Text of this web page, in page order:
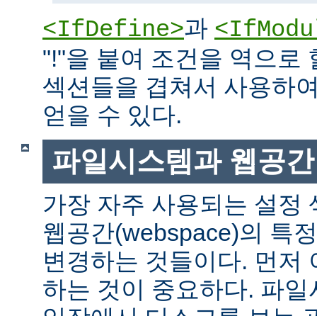
<IfDefine>과
"!"을 붙여 조건을 역으로
섹션들을 겹쳐서 사용하
얻을 수 있다.
파일시스템과 웹공간
가장 자주 사용되는 설정
웹공간(webspace)의 특
변경하는 것들이다. 먼저
하는 것이 중요하다. 파